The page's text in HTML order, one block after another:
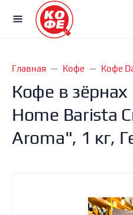
Главная Кофе Кофе
Кофе в
Home Barista
Aroma", 1 кг,